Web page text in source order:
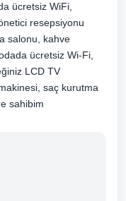
ücretsiz WiFi,
resepsiyonu
salonu, kahve
ücretsiz Wi-Fi,
LCD TV
saç kurutma
sahibim